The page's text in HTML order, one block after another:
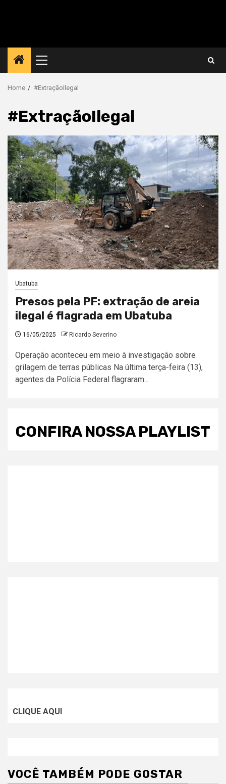
Primary
Menu
Home #ExtraçãoIlegal
#ExtraçãoIlegal
Ubatuba
Presos pela PF: extração de areia
ilegal é flagrada em Ubatuba
16/05/2025 Ricardo Severino
Operação aconteceu em meio à investigação sobre
grilagem de terras públicas Na última terça-feira (13),
agentes da Polícia Federal flagraram...
CONFIRA NOSSA PLAYLIST
CLIQUE AQUI
VOCÊ TAMBÉM PODE GOSTAR